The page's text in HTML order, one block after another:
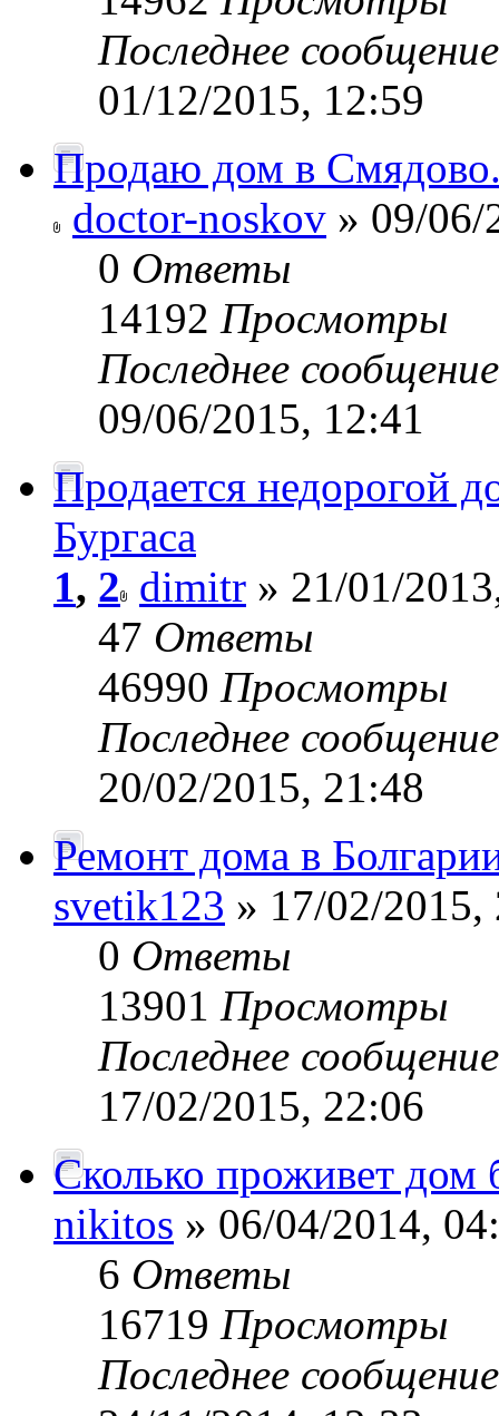
Последнее
01/12/2015, 12:59
Продаю дом в
doctor-noskov » 09/06/
0 Ответы
14192 Просмотры
Последнее
09/06/2015, 12:41
Продается недорогой
Бургаса
1, 2 dimitr » 21/01/
47 Ответы
46990 Просмотры
Последнее
20/02/2015, 21:48
Ремонт дома в
svetik123 » 17/02/2015,
0 Ответы
13901 Просмотры
Последнее
17/02/2015, 22:06
Сколько проживет дом
nikitos » 06/04/2014,
6 Ответы
16719 Просмотры
Последнее